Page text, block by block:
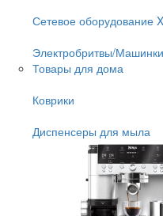
Сетевое оборудование
Электробритвы/
Товары для дома
Коврики
Диспенсеры для мыла